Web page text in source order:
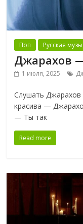
Поп Русская
Джарахов
1 июля, 2025
Слушать
красива —
— Ты так
Read more